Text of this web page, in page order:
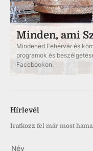
Minden, ami
Mindened Fehérvár és
programok és
Facebookon.
Hírlevél
Iratkozz fel már most